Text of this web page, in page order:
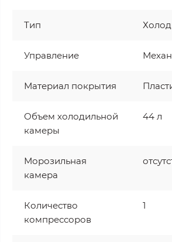
Тип
Управление
Материал покрытия
Объем холодильной
камеры
44 л
Морозильная
камера
Количество
компрессоров
1